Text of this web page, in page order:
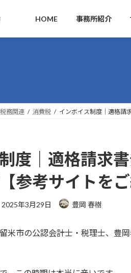
HOME 事務所紹介
税務関連 消費税 インボイス制度｜適格請
度｜適格請求
参考サイトをご
最
新
2025年3月29日 豊岡 春樹
米市の公認会計士・税理士、豊岡